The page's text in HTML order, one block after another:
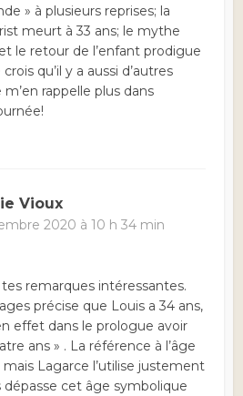
» à plusieurs reprises; la
meurt à 33 ans; le mythe
le retour de l’enfant prodigue
qu’il y a aussi d’autres
rappelle plus dans
Vioux
2020 à 10 h 34 min
remarques intéressantes.
précise que Louis a 34 ans,
effet dans le prologue avoir
ans » . La référence à l’âge
Lagarce l’utilise justement
dépasse cet âge symbolique